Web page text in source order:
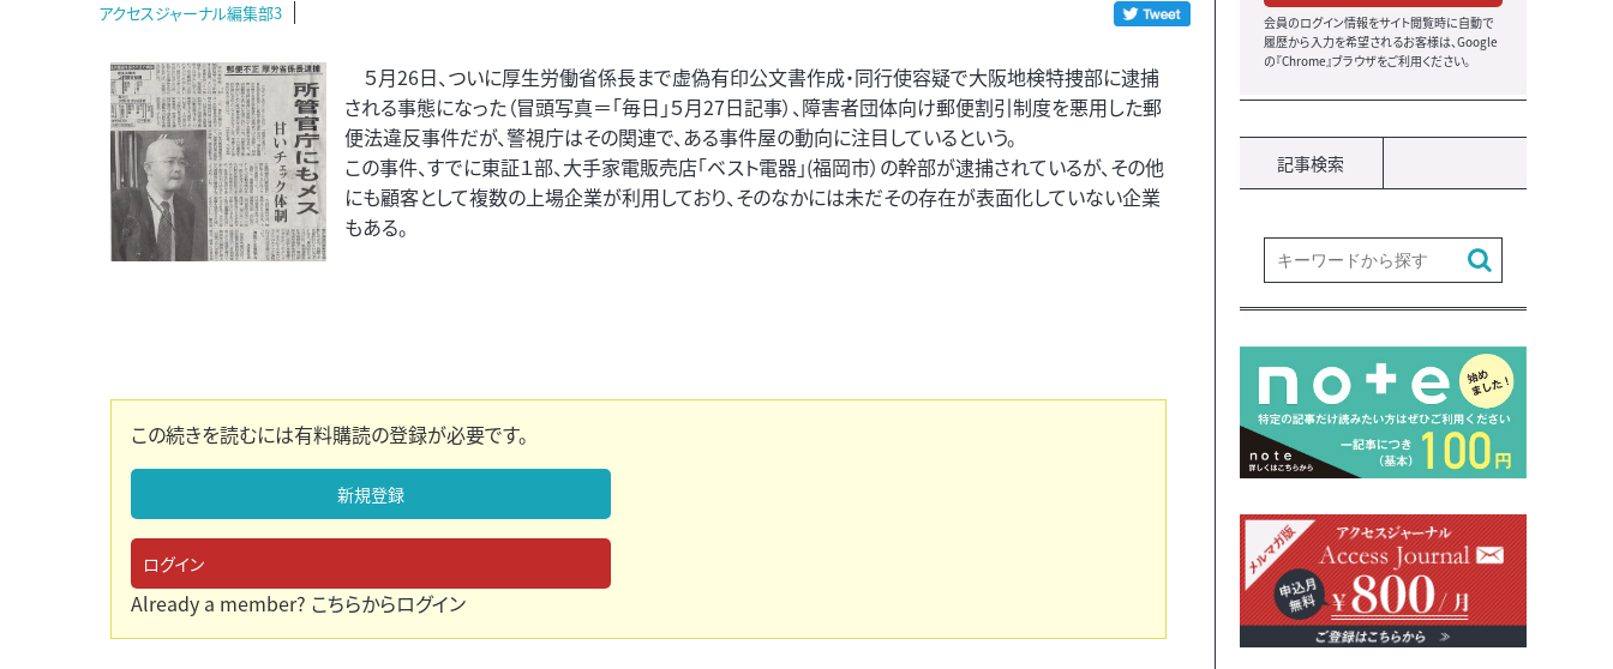
アクセスジャーナル編集部3
５月26日、ついに厚生労働省係長まで虚偽有印公文書作成・同行使容疑で大阪地検特捜部に逮捕
される事態になった（冒頭写真＝「毎日」５月27日記事）、障害者団体向け郵便割引制度を悪用した郵
便法違反事件だが、警視庁はその関連で、ある事件屋の動向に注目しているという。
この事件、すでに東証１部、大手家電販売店「ベスト電器」(福岡市）の幹部が逮捕されているが、その他
にも顧客として複数の上場企業が利用しており、そのなかには未だその存在が表面化していない企業
もある。
この続きを読むには有料購読の登録が必要です。
新規登録
ログイン
Already a member? こちらからログイン
会員のログイン情報をサイト閲覧時に自動で
履歴から入力を希望されるお客様は、Google
の『Chrome』ブラウザをご利用ください。
記事検索